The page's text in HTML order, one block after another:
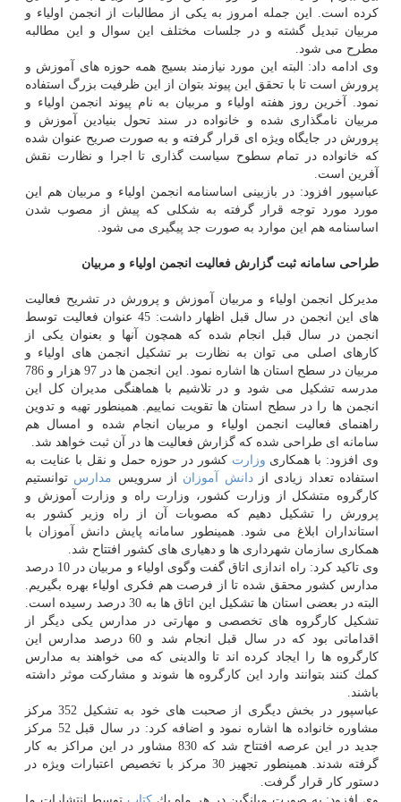
كرده است. این جمله امروز به یكی از مطالبات از انجمن اولیاء و
مربیان تبدیل گشته و در جلسات مختلف این سوال و این مطالبه
مطرح می شود.
وی ادامه داد: البته این مورد نیازمند بسیج همه حوزه های آموزش و
پرورش است تا با تحقق این پیوند بتوان از این ظرفیت بزرگ استفاده
نمود. آخرین روز هفته اولیاء و مربیان به نام پیوند انجمن اولیاء و
مربیان نامگذاری شده و خانواده در سند تحول بنیادین آموزش و
پرورش در جایگاه ویژه ای قرار گرفته و به صورت صریح عنوان شده
كه خانواده در تمام سطوح سیاست گذاری تا اجرا و نظارت نقش
آفرین است.
عباسپور افزود: در بازبینی اساسنامه انجمن اولیاء و مربیان هم این
مورد مورد توجه قرار گرفته به شكلی كه پیش از مصوب شدن
اساسنامه هم این موارد به صورت جد پیگیری می شود.
طراحی سامانه ثبت گزارش فعالیت انجمن اولیاء و مربیان
مدیركل انجمن اولیاء و مربیان آموزش و پرورش در تشریح فعالیت
های این انجمن در سال قبل اظهار داشت: 45 عنوان فعالیت توسط
انجمن در سال قبل انجام شده كه همچون آنها و بعنوان یكی از
كارهای اصلی می توان به نظارت بر تشكیل انجمن های اولیاء و
مربیان در سطح استان ها اشاره نمود. این انجمن ها در 97 هزار و 786
مدرسه تشكیل می شود و در تلاشیم با هماهنگی مدیران كل این
انجمن ها را در سطح استان ها تقویت نماییم. همینطور تهیه و تدوین
راهنمای فعالیت انجمن اولیاء و مربیان انجام شده و امسال هم
سامانه ای طراحی شده كه گزارش فعالیت ها در آن ثبت خواهد شد.
وی افزود: با همكاری وزارت كشور در حوزه حمل و نقل با عنایت به
استفاده تعداد زیادی ازدانش آموزان از سرویس مدارس توانستیم
كارگروه متشكل از وزارت كشور، وزارت راه و وزارت آموزش و
پرورش را تشكیل دهیم كه مصوبات آن از راه وزیر كشور به
استانداران ابلاغ می شود. همینطور سامانه پایش دانش آموزان با
همكاری سازمان شهرداری ها و دهیاری های كشور افتتاح شد.
وی تاكید كرد: راه اندازی اتاق گفت وگوی اولیاء و مربیان در 10 درصد
مدارس كشور محقق شده تا از فرصت هم فكری اولیاء بهره بگیریم.
البته در بعضی استان ها تشكیل این اتاق ها به 30 درصد رسیده است.
تشكیل كارگروه های تخصصی و مهارتی در مدارس یكی دیگر از
اقداماتی بود كه در سال قبل انجام شد و 60 درصد مدارس این
كارگروه ها را ایجاد كرده اند تا والدینی كه می خواهند به مدارس
كمك كنند بتوانند وارد این كارگروه ها شوند و مشاركت موثر داشته
باشند.
عباسپور در بخش دیگری از صحبت های خود به تشكیل 352 مركز
مشاوره خانواده ها اشاره نمود و اضافه كرد: در سال قبل 52 مركز
جدید در این عرصه افتتاح شد كه 830 مشاور در این مراكز به كار
گرفته شدند. همینطور تجهیز 30 مركز با تخصیص اعتبارات ویژه در
دستور كار قرار گرفت.